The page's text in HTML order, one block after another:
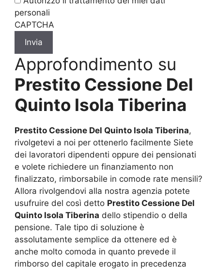
l'informativa
sulla
privacy
personali
CAPTCHA
Approfondimento su
Prestito Cessione Del
Quinto Isola Tiberina
Prestito Cessione Del Quinto Isola Tiberina,
rivolgetevi a noi per ottenerlo facilmente Siete
dei lavoratori dipendenti oppure dei pensionati
e volete richiedere un finanziamento non
finalizzato, rimborsabile in comode rate mensili?
Allora rivolgendovi alla nostra agenzia potete
usufruire del così detto Prestito Cessione Del
Quinto Isola Tiberina dello stipendio o della
pensione. Tale tipo di soluzione è
assolutamente semplice da ottenere ed è
anche molto comoda in quanto prevede il
rimborso del capitale erogato in precedenza